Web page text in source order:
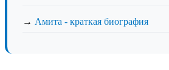
→ Амита - краткая биография